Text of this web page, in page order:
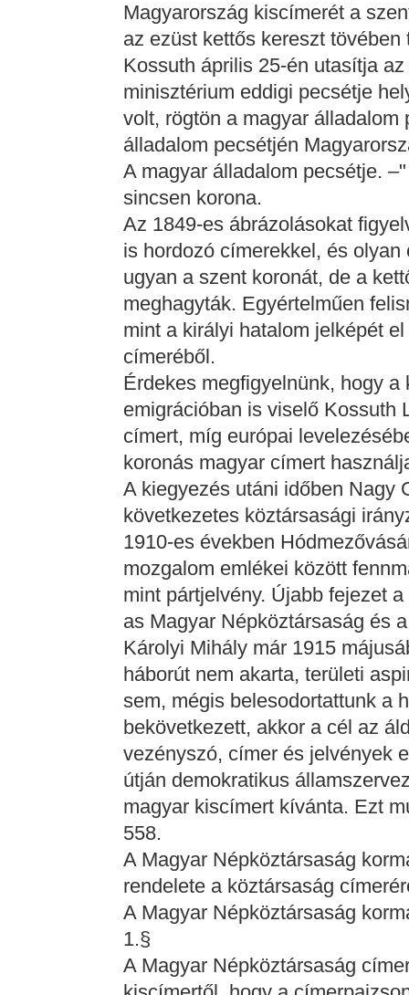
Magyarország kiscímerét a
az ezüst kettős kereszt
Kossuth április 25-én utasítja
minisztérium eddigi pecsétje
volt, rögtön a magyar
álladalom pecsétjén
A magyar álladalom pecsétje.
sincsen korona.
Az 1849-es ábrázolásokat
is hordozó címerekkel, és
ugyan a szent koronát, de a
meghagyták. Egyértelműen
mint a királyi hatalom jelképét
címeréből.
Érdekes megfigyelnünk, hogy
emigrációban is viselő Kossuth
címert, míg európai
koronás magyar címert
A kiegyezés utáni időben Nagy
következetes köztársasági
1910-es években
mozgalom emlékei között
mint pártjelvény. Újabb fejezet
as Magyar Népköztársaság és
Károlyi Mihály már 1915
háborút nem akarta, területi
sem, mégis belesodortattunk a
bekövetkezett, akkor a cél az
vezényszó, címer és jelvények
útján demokratikus
magyar kiscímert kívánta. Ezt
558.
A Magyar Népköztársaság
rendelete a köztársaság
A Magyar Népköztársaság
1.§
A Magyar Népköztársaság